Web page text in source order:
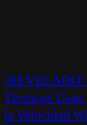
¡REVELADO!
Técnicos
la Velocidad